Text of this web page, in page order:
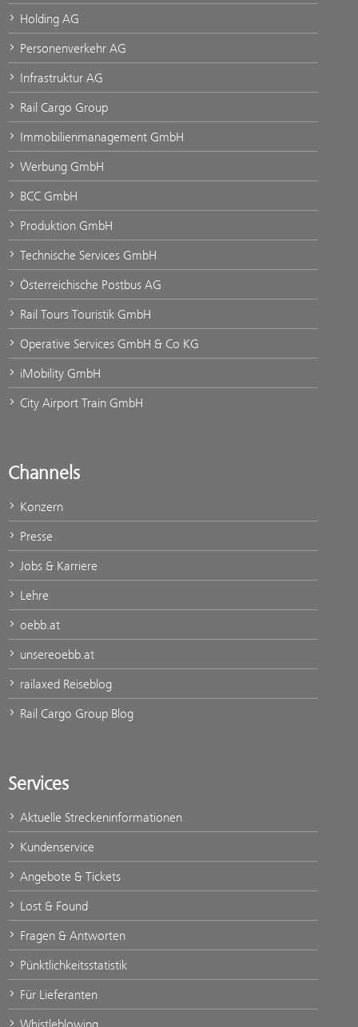
Holding AG
Personenverkehr AG
Infrastruktur AG
Rail Cargo Group
Immobilienmanagement GmbH
Werbung GmbH
BCC GmbH
Produktion GmbH
Technische Services GmbH
Österreichische Postbus AG
Rail Tours Touristik GmbH
Operative Services GmbH & Co KG
iMobility GmbH
City Airport Train GmbH
Channels
Konzern
Presse
Jobs & Karriere
Lehre
oebb.at
unsereoebb.at
railaxed Reiseblog
Rail Cargo Group Blog
Services
Aktuelle Streckeninformationen
Kundenservice
Angebote & Tickets
Lost & Found
Fragen & Antworten
Pünktlichkeitsstatistik
Für Lieferanten